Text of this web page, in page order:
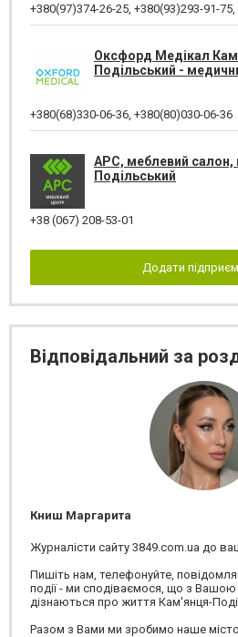
+380(97)374-26-25 +380(93)293-91-75
Оксфорд Медікал
Подільський -
+380(68)330-06-36 +380(80)030-06-36
АРС, меблевий салон,
Подільський
+38 (067) 208-53-01
Додати
Відповідальний за
Книш Маргарита
Журналісти сайту 3849.com.ua до
Пишіть нам, телефонуйте,
події - ми сподіваємося, що з
дізнаються про життя Кам'янця-
Разом з Вами ми зробимо наше